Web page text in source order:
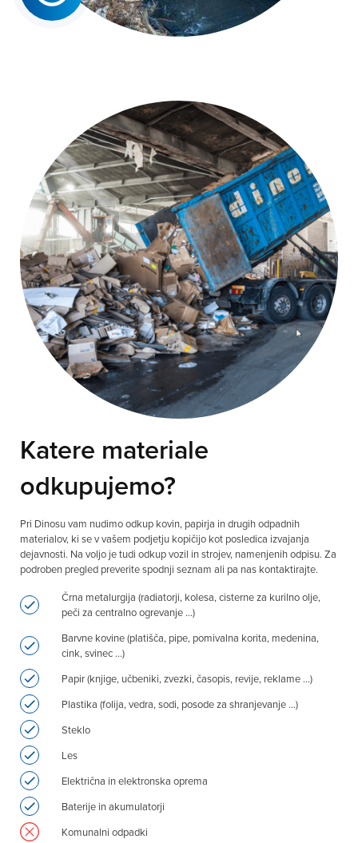
Katere materiale
odkupujemo?
Pri Dinosu vam nudimo odkup kovin, papirja in drugih odpadnih
materialov, ki se v vašem podjetju kopičijo kot posledica izvajanja
dejavnosti. Na voljo je tudi odkup vozil in strojev, namenjenih odpisu. Za
podroben pregled preverite spodnji seznam ali pa nas kontaktirajte.
Črna metalurgija (radiatorji, kolesa, cisterne za kurilno olje,
peči za centralno ogrevanje …)
Barvne kovine (platišča, pipe, pomivalna korita, medenina,
cink, svinec …)
Papir (knjige, učbeniki, zvezki, časopis, revije, reklame …)
Plastika (folija, vedra, sodi, posode za shranjevanje …)
Steklo
Les
Električna in elektronska oprema
Baterije in akumulatorji
Komunalni odpadki